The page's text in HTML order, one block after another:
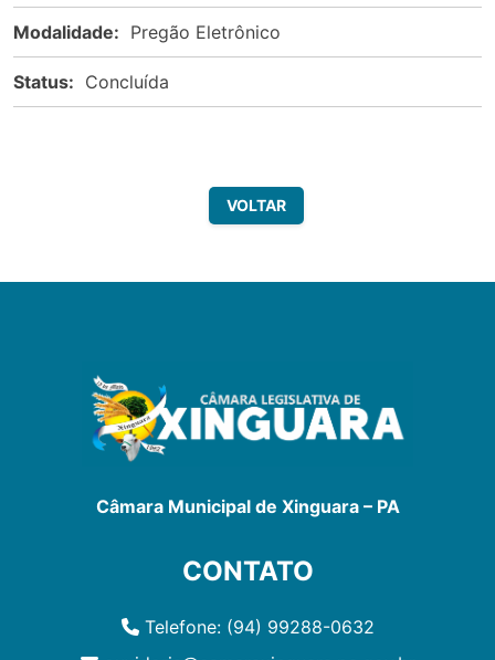
Modalidade: Pregão Eletrônico
Status: Concluída
VOLTAR
Câmara Municipal de Xinguara – PA
CONTATO
Telefone: (94) 99288-0632